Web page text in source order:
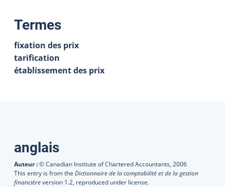
Termes:
fixation des prix
tarification
établissement des prix
Traductions
anglais
Auteur :© Canadian Institute of Chartered Accountants, 2006
This entry is from the Dictionnaire de la comptabilité et de la gestion
financièreversion 1.2, reproduced under license.